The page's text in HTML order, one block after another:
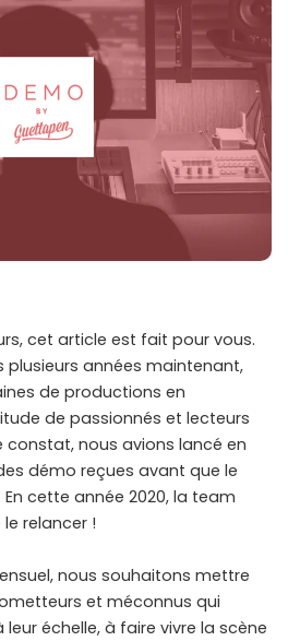
cet article est fait pour vous.
plusieurs années maintenant,
de productions en
de passionnés et lecteurs
constat, nous avions lancé en
démo reçues avant que le
cette année 2020, la team
relancer !
nous souhaitons mettre
et méconnus qui
échelle, à faire vivre la scène